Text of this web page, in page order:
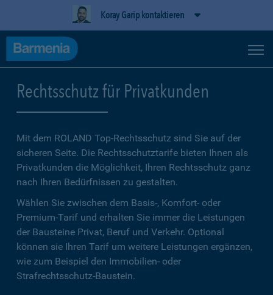
Koray Garip kontaktieren
Rechtsschutz für Privatkunden
Mit dem ROLAND Top-Rechtsschutz sind Sie auf der
sicheren Seite. Die Rechtsschutztarife bieten Ihnen als
Privatkunden die Möglichkeit, Ihren Rechtsschutz ganz
nach Ihren Bedürfnissen zu gestalten.
Wählen Sie zwischen dem Basis-, Komfort- oder
Premium-Tarif und erhalten Sie immer die Leistungen
der Bausteine Privat, Beruf und Verkehr. Optional
können sie Ihren Tarif um weitere Leistungen ergänzen,
wie zum Beispiel den Immobilien- oder
Strafrechtsschutz-Baustein.